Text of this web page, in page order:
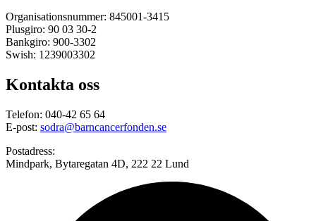
Organisationsnummer: 845001-3415
Plusgiro: 90 03 30-2
Bankgiro: 900-3302
Swish: 1239003302
Kontakta oss
Telefon: 040-42 65 64
E-post: sodra@barncancerfonden.se
Postadress:
Mindpark, Bytaregatan 4D, 222 22 Lund